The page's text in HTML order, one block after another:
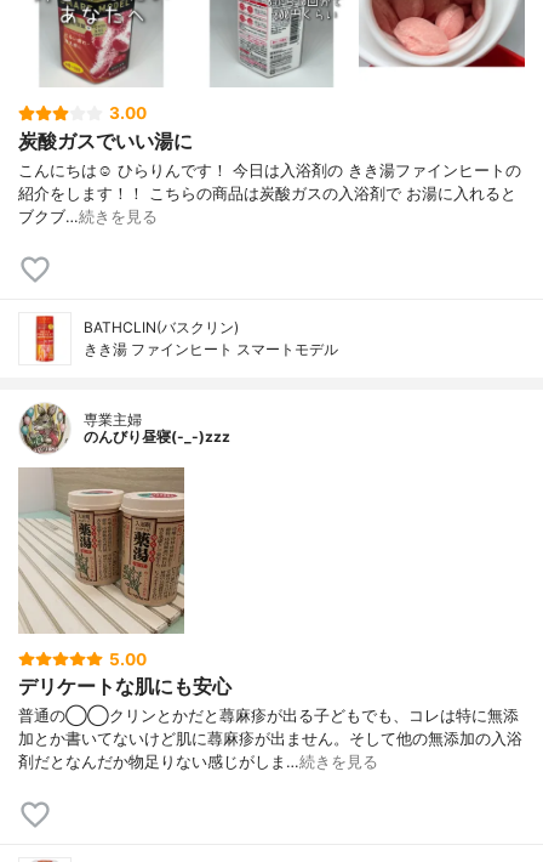
3.00
炭酸ガスでいい湯に
こんにちは☺️ ひらりんです！ 今日は入浴剤の きき湯ファインヒートの
紹介をします！！ こちらの商品は炭酸ガスの入浴剤で お湯に入れると
ブクブ…続きを見る
BATHCLIN(バスクリン)
きき湯 ファインヒート スマートモデル
専業主婦
のんびり昼寝(-_-)zzz
5.00
デリケートな肌にも安心
普通の◯◯クリンとかだと蕁麻疹が出る子どもでも、コレは特に無添
加とか書いてないけど肌に蕁麻疹が出ません。そして他の無添加の入浴
剤だとなんだか物足りない感じがしま…続きを見る